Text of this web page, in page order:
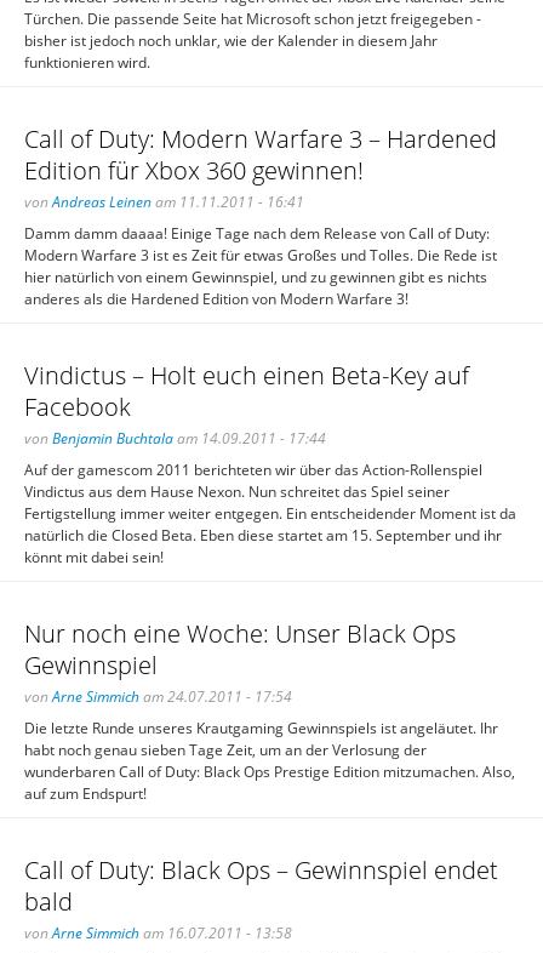
Türchen. Die passende Seite hat Microsoft schon jetzt freigegeben -
bisher ist jedoch noch unklar, wie der Kalender in diesem Jahr
funktionieren wird.
Call of Duty: Modern Warfare 3 – Hardened
Edition für Xbox 360 gewinnen!
vonAndreas Leinenam 11.11.2011 - 16:41
Damm damm daaaa! Einige Tage nach dem Release von Call of Duty:
Modern Warfare 3 ist es Zeit für etwas Großes und Tolles. Die Rede ist
hier natürlich von einem Gewinnspiel, und zu gewinnen gibt es nichts
anderes als die Hardened Edition von Modern Warfare 3!
Vindictus – Holt euch einen Beta-Key auf
Facebook
von Benjamin Buchtalaam 14.09.2011 - 17:44
Auf der gamescom 2011 berichteten wir über das Action-Rollenspiel
Vindictus aus dem Hause Nexon. Nun schreitet das Spiel seiner
Fertigstellung immer weiter entgegen. Ein entscheidender Moment ist da
natürlich die Closed Beta. Eben diese startet am 15. September und ihr
könnt mit dabei sein!
Nur noch eine Woche: Unser Black Ops
Gewinnspiel
vonArne Simmicham 24.07.2011 - 17:54
Die letzte Runde unseres Krautgaming Gewinnspiels ist angeläutet. Ihr
habt noch genau sieben Tage Zeit, um an der Verlosung der
wunderbaren Call of Duty: Black Ops Prestige Edition mitzumachen. Also,
auf zum Endspurt!
Call of Duty: Black Ops – Gewinnspiel endet
bald
vonArne Simmicham 16.07.2011 - 13:58